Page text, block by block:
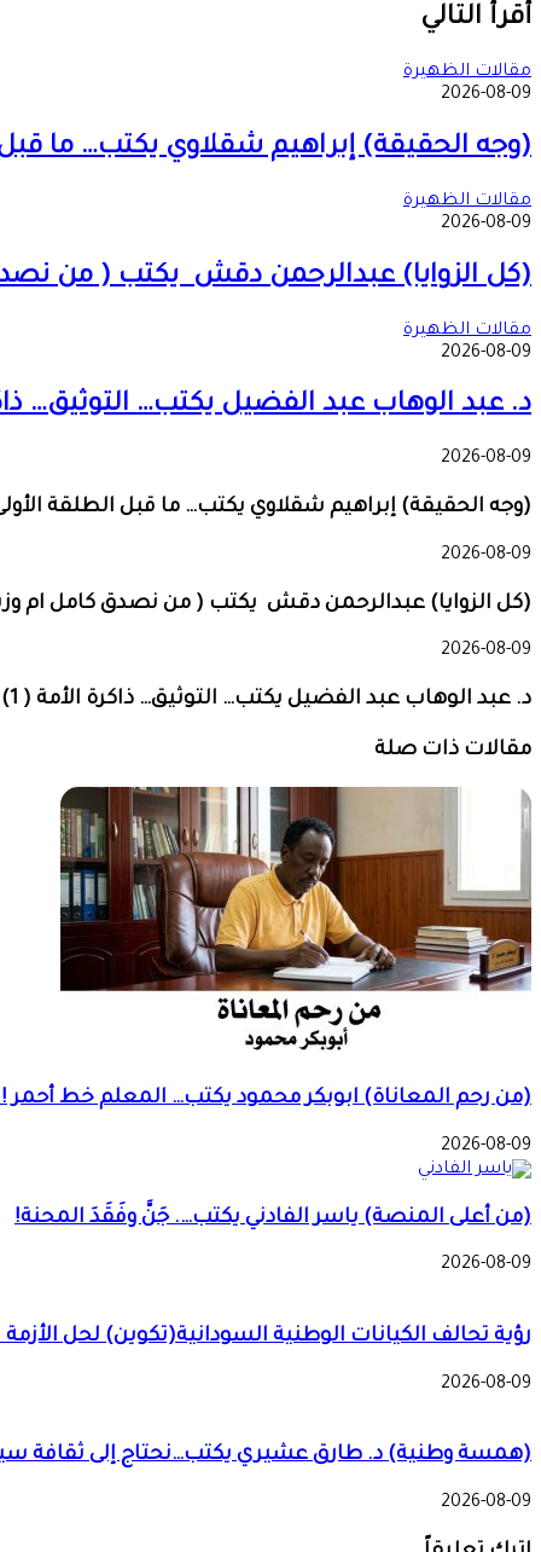
عبر
البريد
أقرأ التالي
مقالات الظهيرة
2026-08-09
(وجه الحقيقة) إبراهيم شقلاوي يكتب… ما قبل
مقالات الظهيرة
2026-08-09
(كل الزوايا) عبدالرحمن دقش يكتب ( من نصدق
مقالات الظهيرة
2026-08-09
د. عبد الوهاب عبد الفضيل يكتب… التوثيق…
2026-08-09
(وجه الحقيقة) إبراهيم شقلاوي يكتب… ما قبل الطلقة
2026-08-09
(كل الزوايا) عبدالرحمن دقش يكتب ( من نصدق كامل ام وزير
2026-08-09
د. عبد الوهاب عبد الفضيل يكتب… التوثيق… ذاكرة الأمة ( 1)
مقالات ذات صلة
(من رحم المعاناة) ابوبكر محمود يكتب… المعلم خط أحمر
2026-08-09
(من أعلى المنصة) ياسر الفادني يكتب…. جَنَّ وفَقَدَ المحنة!
2026-08-09
رؤية تحالف الكيانات الوطنية السودانية(تكوين) لحل الأزمة
2026-08-09
(همسة وطنية) د. طارق عشيري يكتب…نحتاج إلى ثقافة
2026-08-09